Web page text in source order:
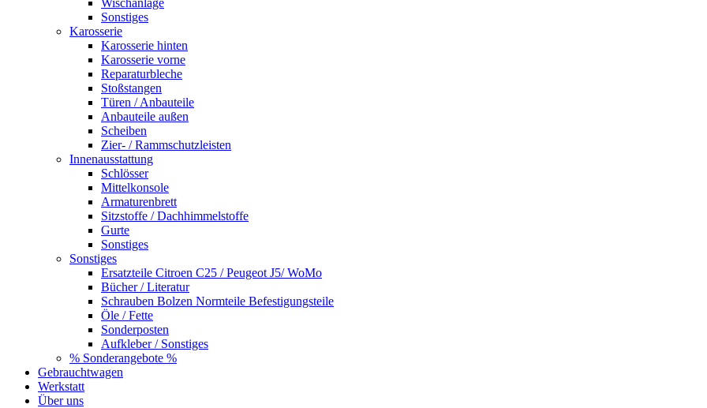
Sonstiges
Karosserie
Karosserie hinten
Karosserie vorne
Reparaturbleche
Stoßstangen
Türen / Anbauteile
Anbauteile außen
Scheiben
Zier- / Rammschutzleisten
Innenausstattung
Schlösser
Mittelkonsole
Armaturenbrett
Sitzstoffe / Dachhimmelstoffe
Gurte
Sonstiges
Sonstiges
Ersatzteile Citroen C25 / Peugeot J5/ WoMo
Bücher / Literatur
Schrauben Bolzen Normteile Befestigungsteile
Öle / Fette
Sonderposten
Aufkleber / Sonstiges
% Sonderangebote %
Gebrauchtwagen
Werkstatt
Über uns